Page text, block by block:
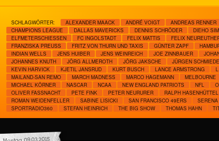
SCHLAGWÖRTER: ALEXANDER MAACK ANDRÉ VOIGT
ANDREAS RENNER
CHAMPIONS LEAGUE
DALLAS MAVERICKS DENNIS SCHRÖDER
DIEHO
ELFMETERSCHIESSEN
FC INGOLSTADT FELIX MATTIS
FELIX
FRANZISKA PREUSS
FRITZ VON THURN UND TAXIS GÜNTER ZAPF
INDIAN WELLS
JENS HUIBER JENS WEINREICH JOE ZINNBAUER
JOHANNES KNUTH
JÖRG ALLMEROTH JÖRG JAKSCHE
JÜRGEN
KEVIN HARVICK
KJETIL JANSRUD KURT BUSCH LANCE ARMSTRONG
MAILAND-SAN REMO
MARCH MADNESS MARCO HAGEMANN
MELBOURNE
MICHAEL KÖRNER
NASCAR NCAA NEW ENGLAND PATRIOTS NFL
OLIVER FASSNACHT
PETE FINK PETER NEURURER
RALPH HASENHÜTTEL
ROMAN WEIDENFELLER
SABINE LISICKI SAN FRANCISCO 49ERS
SPORTRADIO360
STEFAN HEINRICH THE BIG SHOW THOMAS HAHN